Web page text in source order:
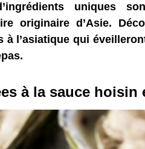
uniques
originaire d’Asie.
à l’asiatique qui
à la sauce hoisin